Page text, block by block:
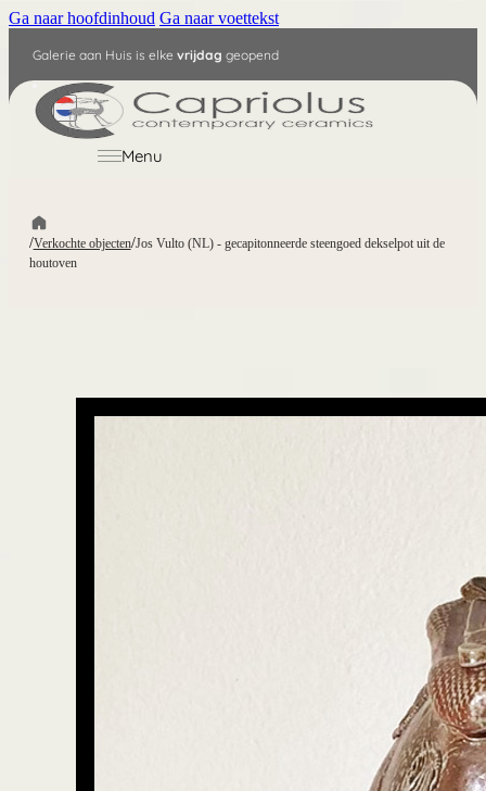
Ga naar hoofdinhoud Ga naar voettekst
Galerie aan Huis is elke vrijdag geopend
NL
Menu
/Verkochte objecten/Jos Vulto (NL) - gecapitonneerde steengoed dekselpot uit de
houtoven